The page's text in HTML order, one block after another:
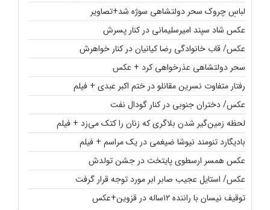
لباسِ چروک سحر دولتشاهی سوژه شد+تصاویر
عکس شاد سپند امیرسلیمانی در کنار پسرش
عکس/ قاب خانوادگی رضا کیانیان در کنار خواهرش
سحر دولتشاهی عذرخواهی کرد + عکس
رفتار متفاوت نسرین مقانلو در ختم اکبر عبدی + فیلم
عکس/ دختران جنوبی در کنار گودال نفت
لحظه زمین‌گیر شدن بلاگری که زنان را کتک می‌زد + فیلم
بادیگارد تنومند نیوشا ضیغمی در یک مراسم + فیلم
عکس همسر ارسطوی پایتخت در جشن تولدش
عکس/ استایل عجیب صابر ابر مورد توجه قرار گرفت
توقیف نیسان با راننده ۱۲ساله در قزوین+عکس